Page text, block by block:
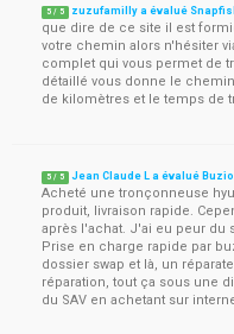
5 / 5 zuzufamilly a évalué
que dire de ce site il est
votre chemin alors n'hésiter
complet qui vous permet de
détaillé vous donne le
de kilomètres et le temps de
5 / 5 Jean Claude L a évalué
Acheté une tronçonneuse
produit, livraison rapide.
après l'achat. J'ai eu peur du
Prise en charge rapide par
dossier swap et là, un
réparation, tout ça sous une
du SAV en achetant sur